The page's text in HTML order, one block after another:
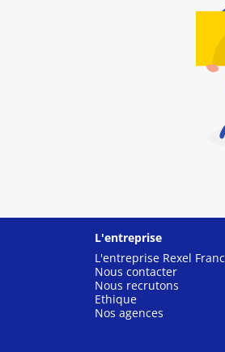
L'entreprise
L'entreprise Rexel
Nous contacter
Nous recrutons
Ethique
Nos agences